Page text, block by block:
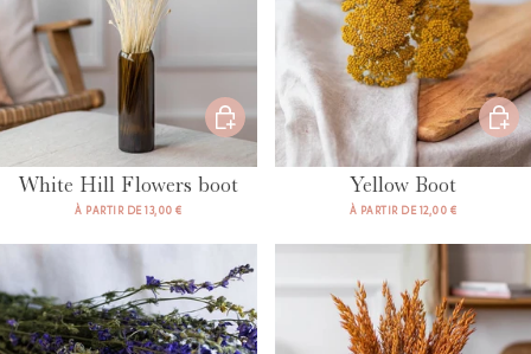
White Hill Flowers boot
À PARTIR DE 13,00 €
Yellow Boot
À PARTIR DE 12,00 €